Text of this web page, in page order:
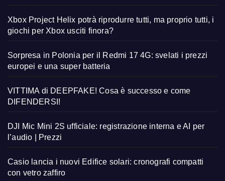
Xbox Project Helix potrà riprodurre tutti, ma proprio tutti, i
giochi per Xbox usciti finora?
Sorpresa in Polonia per il Redmi 17 4G: svelati i prezzi
europei e una super batteria
VITTIMA di DEEPFAKE! Cosa è successo e come
DIFENDERSI!
DJI Mic Mini 2S ufficiale: registrazione interna e AI per
l’audio | Prezzi
Casio lancia i nuovi Edifice solari: cronografi compatti
con vetro zaffiro